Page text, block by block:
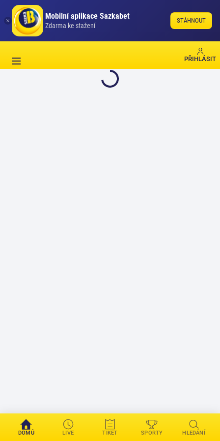
Mobilní aplikace Sazkabet
Zdarma ke stažení
STÁHNOUT
PŘIHLÁSIT
DOMŮ LIVE TIKET SPORTY HLEDÁNÍ